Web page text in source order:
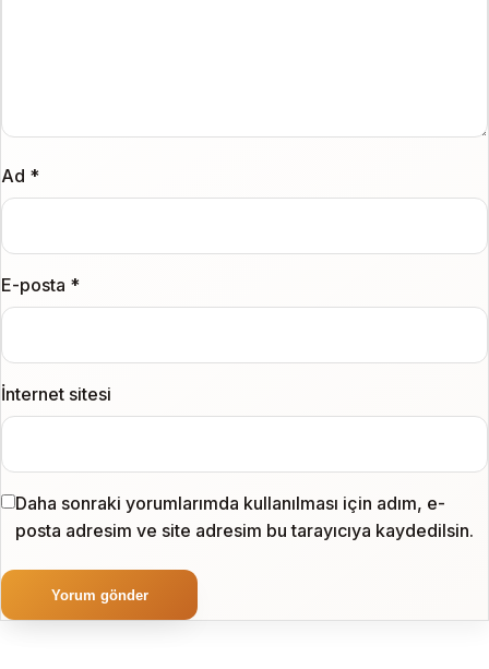
Ad *
E-posta *
İnternet sitesi
Daha sonraki yorumlarımda kullanılması için adım, e-
posta adresim ve site adresim bu tarayıcıya kaydedilsin.